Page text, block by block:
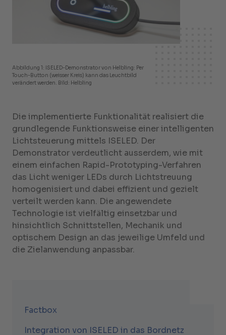
Abbildung 1: ISELED-Demonstrator von Helbling: Per
Touch-Button (weisser Kreis) kann das Leuchtbild
verändert werden. Bild: Helbling
Die implementierte Funktionalität realisiert die
grundlegende Funktionsweise einer intelligenten
Lichtsteuerung mittels ISELED. Der
Demonstrator verdeutlicht ausserdem, wie mit
einem einfachen Rapid-Prototyping-Verfahren
das Licht weniger LEDs durch Lichtstreuung
homogenisiert und dabei effizient und gezielt
verteilt werden kann. Die angewendete
Technologie ist vielfältig einsetzbar und
hinsichtlich Schnittstellen, Mechanik und
optischem Design an das jeweilige Umfeld und
die Zielanwendung anpassbar.
Factbox
Integration von ISELED in das Bordnetz